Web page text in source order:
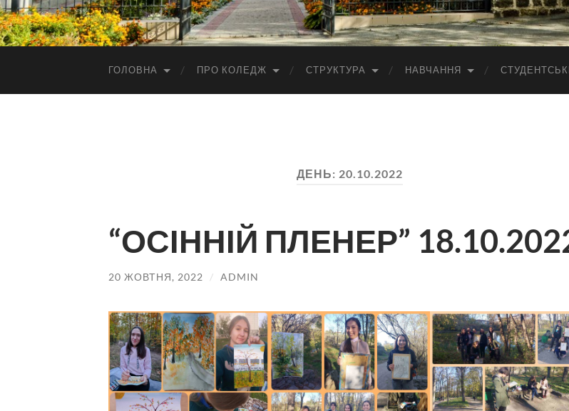
ГОЛОВНА ПРО КОЛЕДЖ СТРУКТУРА НАВЧАННЯ
ДЕНЬ: 20.10.2022
“ОСІННІЙ ПЛЕНЕР”
20 ЖОВТНЯ, 2022 / ADMIN